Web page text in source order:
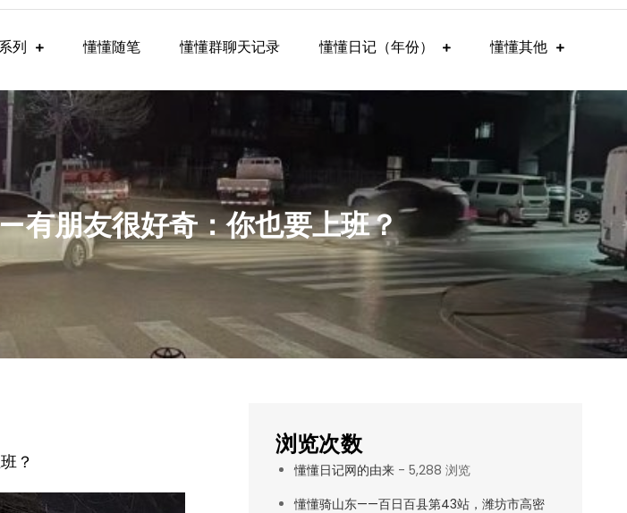
列 懂懂随笔 懂懂群聊天记录 懂懂日记（年份） 懂懂其他
朋友很好奇：你也要上班？
？
浏览次数
懂懂日记网的由来- 5,288 浏览
懂懂骑山东——百日百县第43站，潍坊市高密